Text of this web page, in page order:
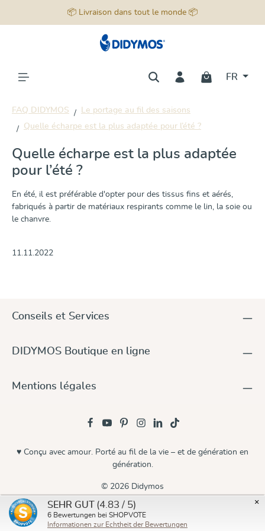
📦 Livraison dans tout le monde 📦
FR
FAQ DIDYMOS
Le portage au fil des saisons
Quelle écharpe est la plus adaptée pour l’été ?
Quelle écharpe est la plus adaptée
pour l’été ?
En été, il est préférable d'opter pour des tissus fins et aérés,
fabriqués à partir de matériaux respirants comme le lin, la soie ou
le chanvre.
11.11.2022
Conseils et Services
DIDYMOS Boutique en ligne
Mentions légales
© 2026 Didymos
♥ Conçu avec amour. Porté au fil de la vie – et de génération en
génération.
×
SEHR GUT (4.83 / 5)
6 Bewertungen bei SHOPVOTE
Informationen zur Echtheit der Bewertungen